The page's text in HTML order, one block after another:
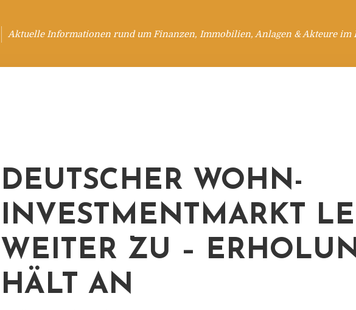
Aktuelle Informationen rund um Finanzen, Immobilien, Anlagen & Akteure im
DEUTSCHER WOHN-
INVESTMENTMARKT
WEITER ZU –
HÄLT AN